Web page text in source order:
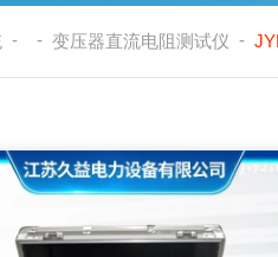
- - 变压器直流电阻测试仪 -